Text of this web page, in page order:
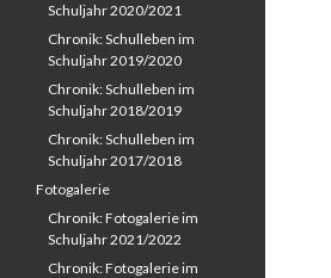
Schuljahr 2020/2021
Chronik: Schulleben im
Schuljahr 2019/2020
Chronik: Schulleben im
Schuljahr 2018/2019
Chronik: Schulleben im
Schuljahr 2017/2018
Fotogalerie
Chronik: Fotogalerie im
Schuljahr 2021/2022
Chronik: Fotogalerie im